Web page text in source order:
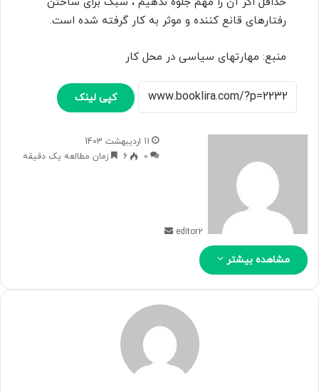
رفتارهای قانع کننده و موثر به کار گرفته شده است.
منبع: مهارتهای سیاسی در محل کار
کپی لینک
editor2
ی
ل
11 اردیبهشت 1403
0
6 زمان مطالعه یک دقیقه
مشاهده بیشتر